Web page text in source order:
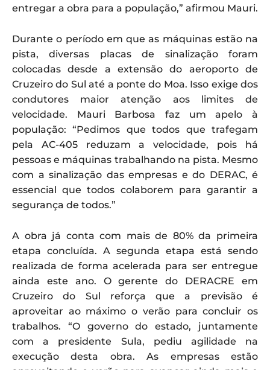
entregar a obra para a população,” afirmou Mauri.
Durante o período em que as máquinas estão na
pista, diversas placas de sinalização foram
colocadas desde a extensão do aeroporto de
Cruzeiro do Sul até a ponte do Moa. Isso exige dos
condutores maior atenção aos limites de
velocidade. Mauri Barbosa faz um apelo à
população: “Pedimos que todos que trafegam
pela AC-405 reduzam a velocidade, pois há
pessoas e máquinas trabalhando na pista. Mesmo
com a sinalização das empresas e do DERAC, é
essencial que todos colaborem para garantir a
segurança de todos.”
A obra já conta com mais de 80% da primeira
etapa concluída. A segunda etapa está sendo
realizada de forma acelerada para ser entregue
ainda este ano. O gerente do DERACRE em
Cruzeiro do Sul reforça que a previsão é
aproveitar ao máximo o verão para concluir os
trabalhos. “O governo do estado, juntamente
com a presidente Sula, pediu agilidade na
execução desta obra. As empresas estão